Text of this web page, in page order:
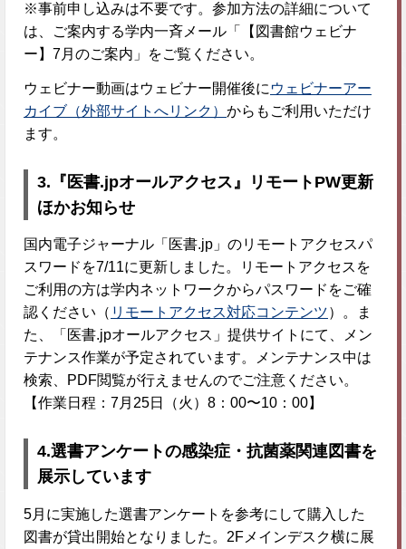
※事前申し込みは不要です。参加方法の詳細について
は、ご案内する学内一斉メール「【図書館ウェビナ
ー】7月のご案内」をご覧ください。
ウェビナー動画はウェビナー開催後に ウェビナーアー
カイブ（外部サイトへリンク） からもご利用いただけ
ます。
3. 『医書.jpオールアクセス』リモートPW更新
ほかお知らせ
国内電子ジャーナル「医書.jp」のリモートアクセスパ
スワードを7/11に更新しました。リモートアクセスを
ご利用の方は学内ネットワークからパスワードをご確
認ください（ リモートアクセス対応コンテンツ）。ま
た、「医書.jpオールアクセス」提供サイトにて、メン
テナンス作業が予定されています。メンテナンス中は
検索、PDF閲覧が行えませんのでご注意ください。
【作業日程：7月25日（火）8：00〜10：00】
4.選書アンケートの感染症・抗菌薬関連図書を
展示しています
5月に実施した選書アンケートを参考にして購入した
図書が貸出開始となりました。2Fメインデスク横に展